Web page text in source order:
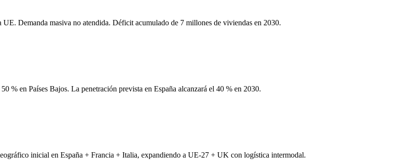
Demanda masiva no atendida. Déficit acumulado de 7 millones de viviendas en 2030.
% en Países Bajos. La penetración prevista en España alcanzará el 40 % en 2030.
inicial en España + Francia + Italia, expandiendo a UE-27 + UK con logística intermodal.